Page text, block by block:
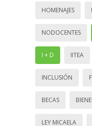
HOMENAJES
NODOCENTES
I + D IITEA
INCLUSIÓN
BECAS
LEY MICAELA